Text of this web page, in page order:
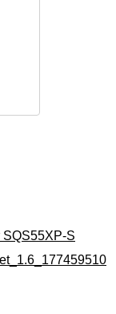
SQS55XP-S